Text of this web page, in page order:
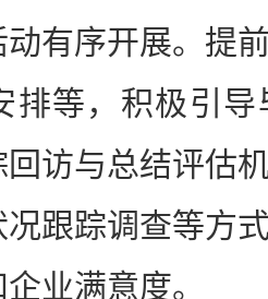
有序开展。提
排等，积极引
访与总结评估
跟踪调查等方
业满意度。